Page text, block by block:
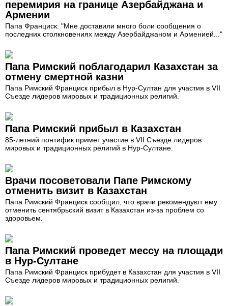
перемирия на границе Азербайджана и
Армении
Папа Франциск: "Мне доставили много боли сообщения о
последних столкновениях между Азербайджаном и Арменией..."
Папа Римский поблагодарил Казахстан за
отмену смертной казни
Папа Римский Франциск прибыл в Нур-Султан для участия в VII
Съезде лидеров мировых и традиционных религий.
Папа Римский прибыл в Казахстан
85-летний понтифик примет участие в VII Съезде лидеров
мировых и традиционных религий в Нур-Султане.
Врачи посоветовали Папе Римскому
отменить визит в Казахстан
Папа Римский Франциск сообщил, что врачи рекомендуют ему
отменить сентябрьский визит в Казахстан из-за проблем со
здоровьем.
Папа Римский проведет мессу на площади
в Нур-Султане
Папа Римский Франциск прибудет в Казахстан для участия в VII
Съезде лидеров мировых и традиционных религий.